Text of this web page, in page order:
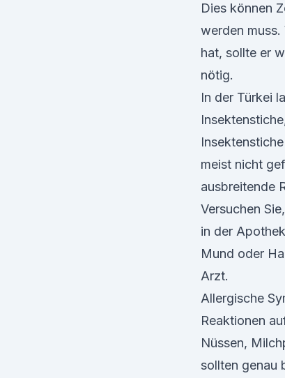
Dies können
werden
hat, sollte er
nötig.
In der Türkei
meist nicht
ausbreitende
Versuchen
in der
Mund oder
Arzt.
Allergische
Reaktionen
Nüssen,
sollten genau